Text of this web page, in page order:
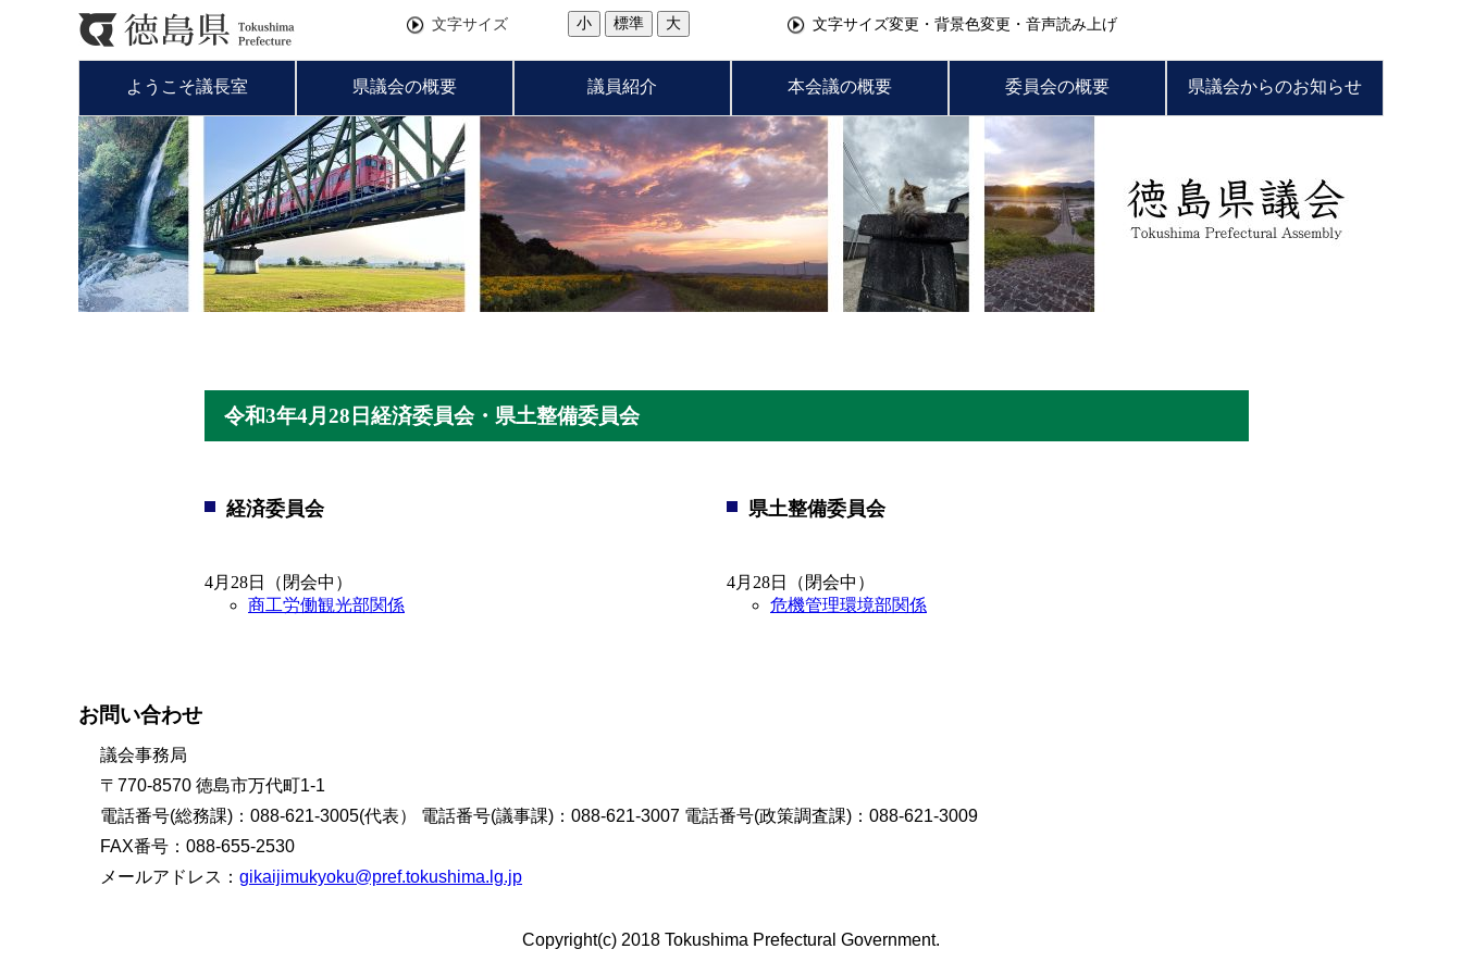
文字サイズ 小 標準 大 文字サイズ変更・背景色変更・音声読み上げ
ようこそ議長室 県議会の概要 議員紹介 本会議の概要 委員会の概要 県議会からのお知らせ
令和3年4月28日経済委員会・県土整備委員会
経済委員会
4月28日（閉会中）
商工労働観光部関係
県土整備委員会
4月28日（閉会中）
危機管理環境部関係
お問い合わせ
議会事務局
〒770-8570 徳島市万代町1-1
電話番号(総務課)：088-621-3005(代表） 電話番号(議事課)：088-621-3007 電話番号(政策調査課)：088-621-3009
FAX番号：088-655-2530
メールアドレス： gikaijimukyoku@pref.tokushima.lg.jp
Copyright(c) 2018 Tokushima Prefectural Government.